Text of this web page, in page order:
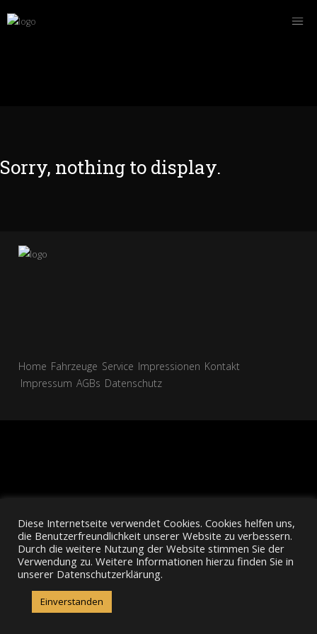
Sorry, nothing to display.
Home Fahrzeuge Service Impressionen Kontakt
Impressum AGBs Datenschutz
Diese Internetseite verwendet Cookies. Cookies helfen uns,
die Benutzerfreundlichkeit unserer Website zu verbessern.
Durch die weitere Nutzung der Website stimmen Sie der
Verwendung zu. Weitere Informationen hierzu finden Sie in
unserer Datenschutzerklärung.
Einverstanden